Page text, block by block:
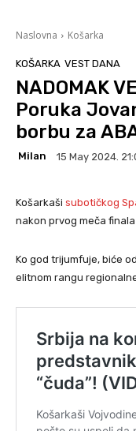
Naslovna Košarka
KOŠARKA VEST DANA
NADOMAK
Poruka
borbu za
Milan 15 May 2024.
Košarkaši subotičkog
nakon prvog meča
Ko god trijumfuje, biće
elitnom rangu